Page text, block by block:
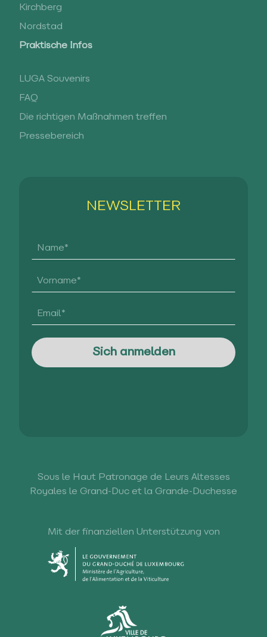
Kirchberg
Nordstad
Praktische Infos
LUGA Souvenirs
FAQ
Die richtigen Maßnahmen treffen
Pressebereich
NEWSLETTER
Sous le Haut Patronage de Leurs Altesses
Royales le Grand-Duc et la Grande-Duchesse
Mit der finanziellen Unterstützung von